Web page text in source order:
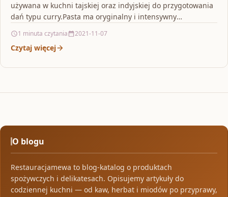
używana w kuchni tajskiej oraz indyjskiej do przygotowania
dań typu curry.Pasta ma oryginalny i intensywny
1 minuta czytania 2021-11-07
Czytaj więcej
O blogu
Restauracjamewa to blog-katalog o produktach
spożywczych i delikatesach. Opisujemy artykuły do
codziennej kuchni — od kaw, herbat i miodów po przyprawy,